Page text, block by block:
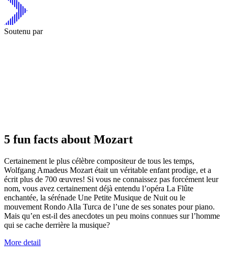
Soutenu par
5 fun facts about Mozart
Certainement le plus célèbre compositeur de tous les temps,
Wolfgang Amadeus Mozart était un véritable enfant prodige, et a
écrit plus de 700 œuvres! Si vous ne connaissez pas forcément leur
nom, vous avez certainement déjà entendu l’opéra La Flûte
enchantée, la sérénade Une Petite Musique de Nuit ou le
mouvement Rondo Alla Turca de l’une de ses sonates pour piano.
Mais qu’en est-il des anecdotes un peu moins connues sur l’homme
qui se cache derrière la musique?
More detail